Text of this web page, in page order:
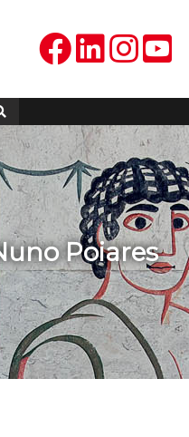
Poiares